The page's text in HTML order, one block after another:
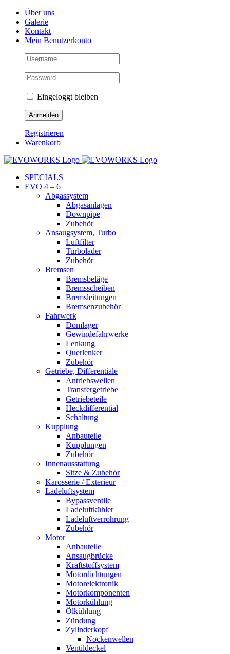
Skip
content
Facebook
Instagram
YouTubeÜber uns
Galerie
Kontakt
Mein Benutzerkonto
Eingeloggt bleiben
Registrieren
Warenkorb
SPECIALS
EVO 4 – 6
Abgassystem
Abgasanlagen
Downpipe
Zubehör
Ansaugsystem, Turbo
Luftfilter
Turbolader
Zubehör
Bremsen
Bremsbeläge
Bremsscheiben
Bremsleitungen
Bremsenzubehör
Fahrwerk
Domlager
Gewindefahrwerke
Lenkung
Querlenker
Zubehör
Getriebe, Differentiale
Antriebswellen
Transfergetriebe
Getriebeteile
Heckdifferential
Schaltung
Kupplung
Anbauteile
Kupplungen
Zubehör
Innenausstattung
Sitze & Zubehör
Karosserie / Exterieur
Ladeluftsystem
Bypassventile
Ladeluftkühler
Ladeluftverrohrung
Zubehör
Motor
Anbauteile
Ansaugbrücke
Kraftstoffsystem
Motordichtungen
Motorelektronik
Motorkomponenten
Motorkühlung
Ölkühlung
Zündung
Zylinderkopf
Nockenwellen
Ventildeckel